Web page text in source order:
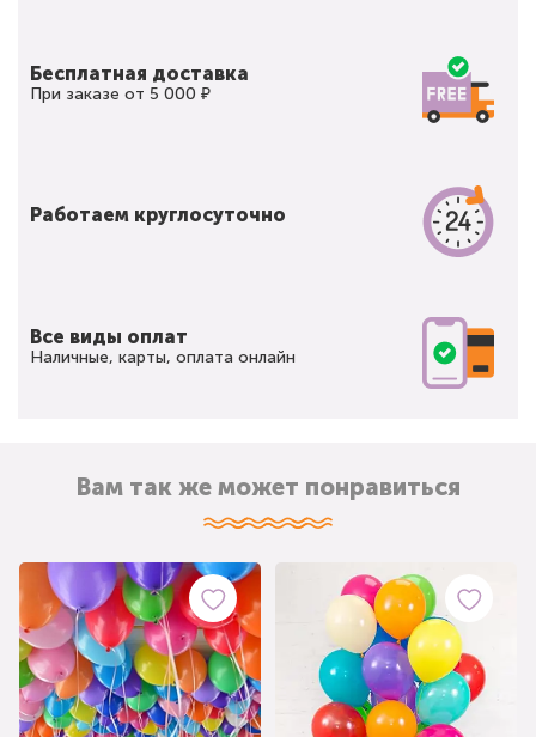
Бесплатная доставка
При заказе от 5 000 ₽
Работаем круглосуточно
Все виды оплат
Наличные, карты, оплата онлайн
Вам так же может понравиться